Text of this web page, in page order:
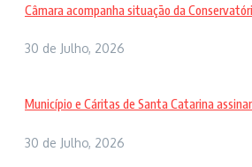
Câmara acompanha situação da
30 de Julho, 2026
Município e Cáritas de Santa Catarina
30 de Julho, 2026